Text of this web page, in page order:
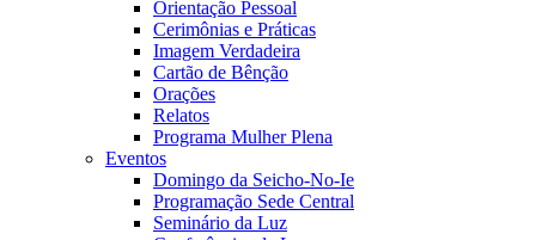
Orientação Pessoal
Cerimônias e Práticas
Imagem Verdadeira
Cartão de Bênção
Orações
Relatos
Programa Mulher Plena
Eventos
Domingo da Seicho-No-Ie
Programação Sede Central
Seminário da Luz